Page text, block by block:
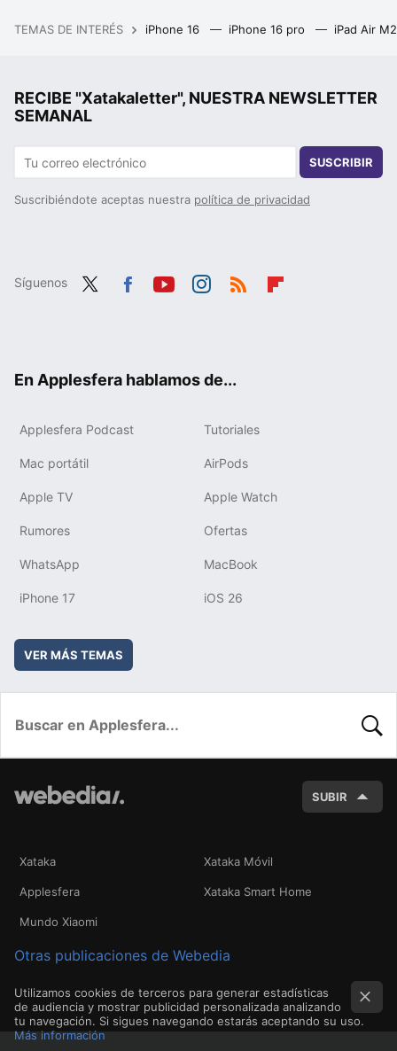
TEMAS DE INTERÉS iPhone 16 iPhone 16 pro iPad Air
RECIBE "Xatakaletter", NUESTRA NEWSLETTER
SEMANAL
SUSCRIBIR
Suscribiéndote aceptas nuestra política de privacidad
Síguenos
En Applesfera hablamos de...
Applesfera Podcast Tutoriales
Mac portátil AirPods
Apple TV Apple Watch
Rumores Ofertas
WhatsApp MacBook
iPhone 17 iOS 26
VER MÁS TEMAS
SUBIR
Xataka Xataka Móvil
Applesfera Xataka Smart Home
Mundo Xiaomi
Otras publicaciones de Webedia
Utilizamos cookies de terceros para generar estadísticas
de audiencia y mostrar publicidad personalizada analizando
tu navegación. Si sigues navegando estarás aceptando su uso.
Más información